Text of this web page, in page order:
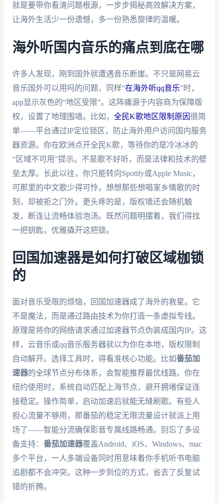
就是要带你看清问题根源，一步步揭秘高效解决方案，
让海外生活少一份遗憾，多一份熟悉旋律的温暖。
海外听国内音乐的痛点到底在哪
许多人发现，刚到国外就遭遇音乐断崖。不只是网易云
音乐国外可以用吗的问题，同样“在海外听qq音乐”时，
app显示灰色的“地区受限”。这阵痛源于内容商为保障版
权，设置了地理围墙。比如， 全民K歌地区限制原因很简
单——平台通过IP定位锁区，防止海外用户访问国内服务
器资源。你在欧洲点开全民K歌，等待你的是冷冰冰的
“区域不可用”提示。不是歌不好听，而是法律和技术的壁
垒太厚。长此以往，你只能转向Spotify或Apple Music，
可那里的中文歌少得可怜。想想那些想唱家乡情歌的时
刻，却被拒之门外。更头疼的是，版权墙还会随机触
发，断连让流畅体验泡汤。既然问题明摆着，我们得找
一把钥匙，优雅撬开这把锁。
回国加速器是如何打破区域枷锁
的
面对音乐受限的烦恼，回国加速器成了海外的救星。它
不是魔法，而是通过路由技术为你打造一条虚拟专线。
原理是将你的网络请求通过加速器节点伪装成国内IP。这
样，云音乐或qq音乐服务器就以为你在本地，版权限制
自动解开。选择工具时，得看准核心功能。比如番茄加
速器的全球节点分布体系，会智能推荐最优线路。你在
纽约使用时，系统自动匹配上海节点，避开拥堵保证连
接稳定。操作简单，启动加速后就能无缝刷歌。有些人
担心流量不够用，那番茄的稳定无限流量设计就派上用
场了——智能分流确保影音专属线路畅通。别忘了多设
备支持： 番茄加速器覆盖Android、iOS、Windows、mac
多个平台，一人多端设备同时用意味着你手机听书电脑
追剧都不会冲突。这种一步到位的方式，省去了反复试
错的折腾。